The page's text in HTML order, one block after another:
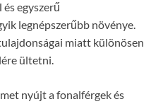
egyszerű
legnépszerűbb növénye.
miatt különösen
ültetni.
nyújt a fonalférgek és